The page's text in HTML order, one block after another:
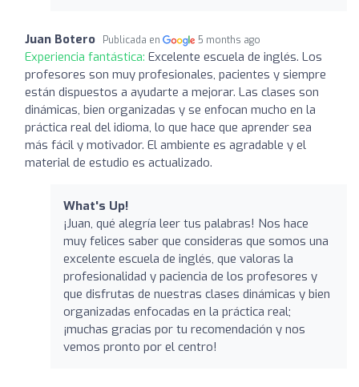
Juan Botero Publicada en 5 months ago
Experiencia fantástica: Excelente escuela de inglés. Los
profesores son muy profesionales, pacientes y siempre
están dispuestos a ayudarte a mejorar. Las clases son
dinámicas, bien organizadas y se enfocan mucho en la
práctica real del idioma, lo que hace que aprender sea
más fácil y motivador. El ambiente es agradable y el
material de estudio es actualizado.
What's Up!
¡Juan, qué alegría leer tus palabras! Nos hace
muy felices saber que consideras que somos una
excelente escuela de inglés, que valoras la
profesionalidad y paciencia de los profesores y
que disfrutas de nuestras clases dinámicas y bien
organizadas enfocadas en la práctica real;
¡muchas gracias por tu recomendación y nos
vemos pronto por el centro!